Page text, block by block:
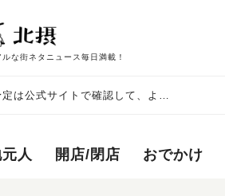
な街ネタニュース毎日満載！
は公式サイトで確認して、よい
人 開店/閉店 おでかけ